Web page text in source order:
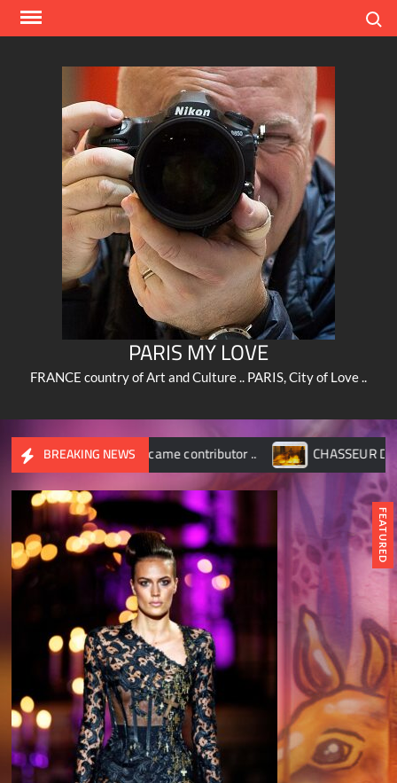
Skip
PARIS MY LOVE
FRANCE country of Art and Culture .. PARIS, City of Love ..
BREAKING NEWS
contributor .. CHASSEUR D’IMAGES – Octobre 2017
FEATURED